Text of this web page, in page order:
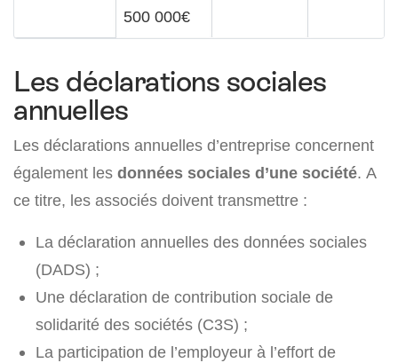
500 000€
Les déclarations sociales
annuelles
Les déclarations annuelles d’entreprise concernent
également les données sociales d’une société. A
ce titre, les associés doivent transmettre :
La déclaration annuelles des données sociales
(DADS) ;
Une déclaration de contribution sociale de
solidarité des sociétés (C3S) ;
La participation de l’employeur à l’effort de